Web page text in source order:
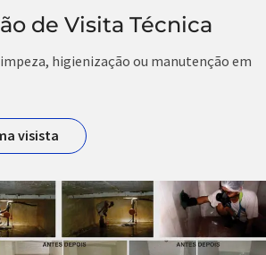
de Visita Técnica
higienização ou manutenção em
visista